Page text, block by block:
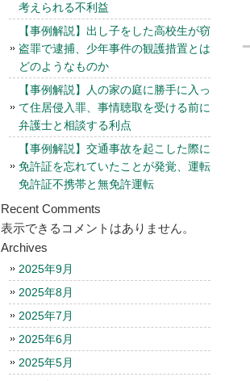
考えられる不利益
【事例解説】出し子をした高校生が窃
盗罪で逮捕、少年事件の観護措置とは
どのようなものか
【事例解説】人の家の庭に勝手に入っ
て住居侵入罪、事情聴取を受ける前に
弁護士と相談する利点
【事例解説】交通事故を起こした際に
免許証を忘れていたことが発覚、運転
免許証不携帯と無免許運転
Recent Comments
表示できるコメントはありません。
Archives
2025年9月
2025年8月
2025年7月
2025年6月
2025年5月